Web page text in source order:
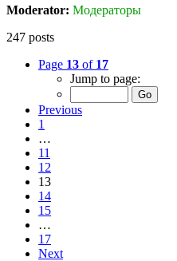
Moderator: Модераторы
247 posts
Page 13 of 17
Jump to page:
Previous
1
…
11
12
13
14
15
…
17
Next